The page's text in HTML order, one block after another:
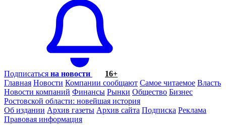
Подписаться на новости
16+
Главная Новости Компании сообщают Самое читаемое Власть
Новости компаний Финансы Рынки Общество Бизнес
Ростовской области: новейшая история
Об издании Архив газеты Архив сайта Подписка Реклама
Правовая информация